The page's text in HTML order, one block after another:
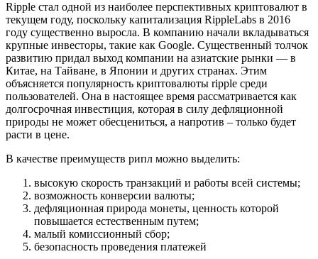
Ripple стал одной из наиболее перспективных криптовалют в
текущем году, поскольку капитализация RippleLabs в 2016
году существенно выросла. В компанию начали вкладываться
крупные инвесторы, такие как Google. Существенный толчок
развитию придал выход компании на азиатские рынки — в
Китае, на Тайване, в Японии и других странах. Этим
объясняется популярность криптовалюты ripple среди
пользователей. Она в настоящее время рассматривается как
долгосрочная инвестиция, которая в силу дефляционной
природы не может обесцениться, а напротив – только будет
расти в цене.
В качестве преимуществ рипл можно выделить:
высокую скорость транзакций и работы всей системы;
возможность конверсии валюты;
дефляционная природа монеты, ценность которой
повышается естественным путем;
малый комиссионный сбор;
безопасность проведения платежей